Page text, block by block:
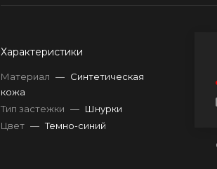
Характеристики
Материал — Синтетическая
кожа
Тип застежки — Шнурки
Цвет — Темно-синий